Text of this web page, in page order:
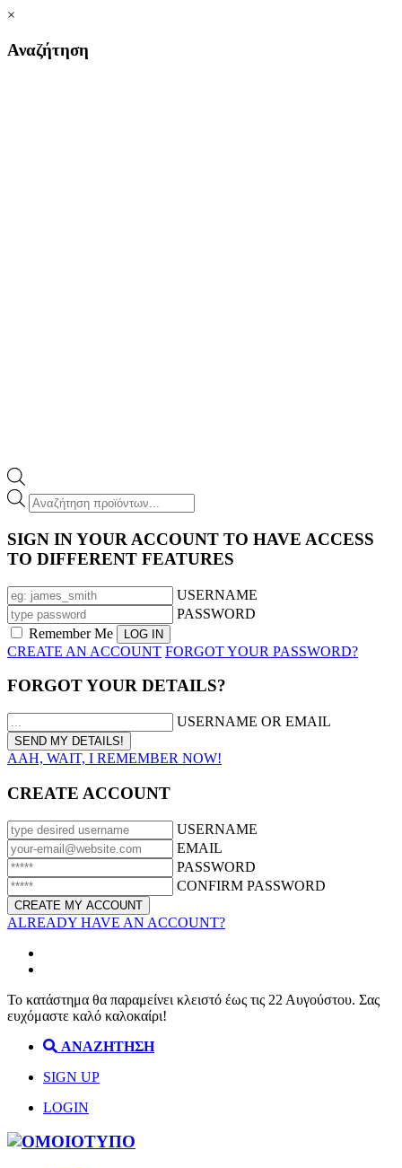
×
Αναζήτηση
Products
search
SIGN IN YOUR ACCOUNT TO HAVE ACCESS
TO DIFFERENT FEATURES
USERNAME
PASSWORD
Remember Me
CREATE AN ACCOUNT FORGOT YOUR PASSWORD?
FORGOT YOUR DETAILS?
USERNAME OR EMAIL
AAH, WAIT, I REMEMBER NOW!
CREATE ACCOUNT
USERNAME
EMAIL
PASSWORD
CONFIRM PASSWORD
ALREADY HAVE AN ACCOUNT?
Το κατάστημα θα παραμείνει κλειστό έως τις 22 Αυγούστου. Σας
ευχόμαστε καλό καλοκαίρι!
ΑΝΑΖΗΤΗΣΗ
SIGN UP
LOGIN